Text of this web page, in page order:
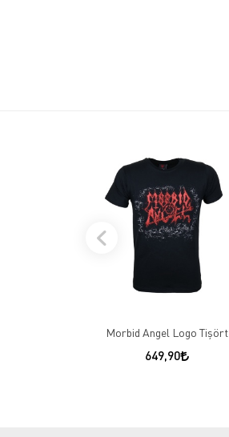
Morbid Angel Logo Tişört
649,90